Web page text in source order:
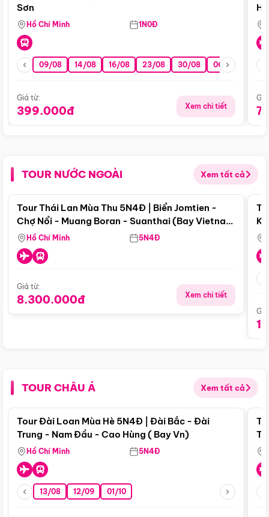
Sơn
Hồ Chí Minh 1N0Đ
09/08 14/08 16/08 23/08 30/08 06/09 13/09
Giá từ:
399.000đ Xem chi tiết
TOUR NƯỚC NGOÀI Xem tất cả
Điểm nổi bật
Tour Thái Lan Mùa Thu 5N4Đ | Biển Jomtien -
Chợ Nổi - Muang Boran - Suanthai (Bay Vietnam
Airlines)
Hồ Chí Minh 5N4Đ
Giá từ:
8.300.000đ Xem chi tiết
TOUR CHÂU Á Xem tất cả
Điểm nổi bật
Tour Đài Loan Mùa Hè 5N4Đ | Đài Bắc - Đài
Trung - Nam Đầu - Cao Hùng ( Bay Vn)
Hồ Chí Minh 5N4Đ
13/08 12/09 01/10